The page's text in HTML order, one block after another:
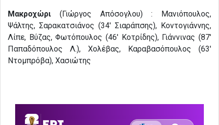
Μακροχώρι (Γιώργος Απόσογλου) : Μανιόπουλος,
Ψάλτης, Σαρακατσιάνος (34′ Σιαράπσης), Κοντογιάννης,
Λίπε, Βύζας, Φωτόπουλος (46′ Κοτρίδης), Γιάννινας (87′
Παπαδόπουλος Λ.), Χολέβας, Καραβασόπουλος (63′
Ντομπρόβα), Χασιώτης